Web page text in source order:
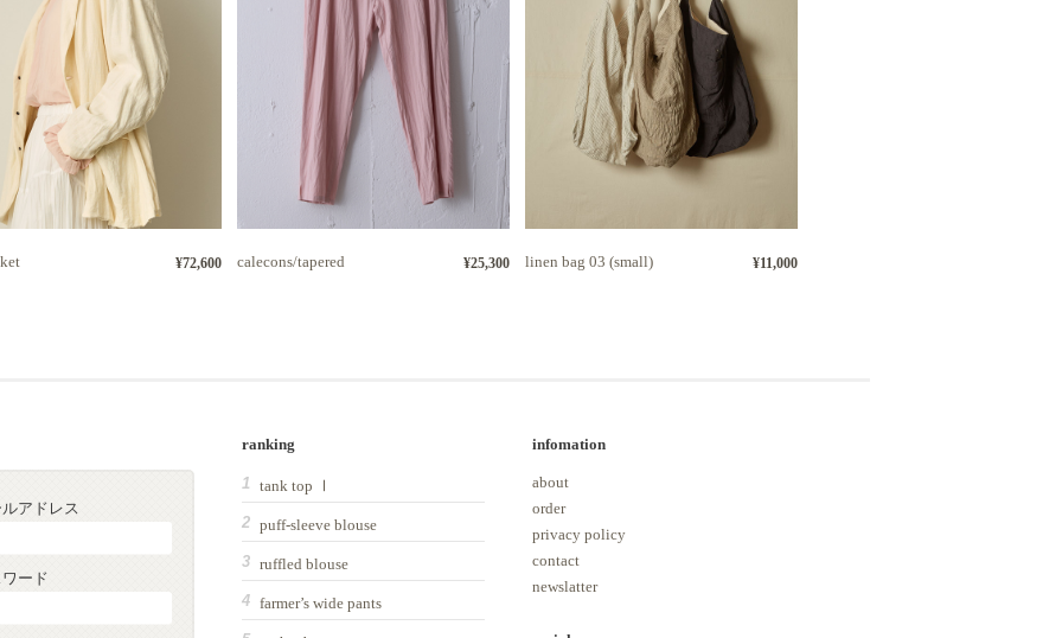
¥72,600 calecons/tapered ¥25,300 linen bag 03 (small) ¥11,000
アドレス
ード
ranking
tank top Ⅰ
puff-sleeve blouse
ruffled blouse
farmer’s wide pants
infomation
about
order
privacy policy
contact
newslatter